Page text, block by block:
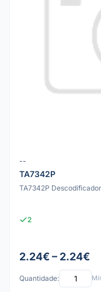
--
TA7342P
TA7342P
2
2.24€ – 2.24€
Quantidade: